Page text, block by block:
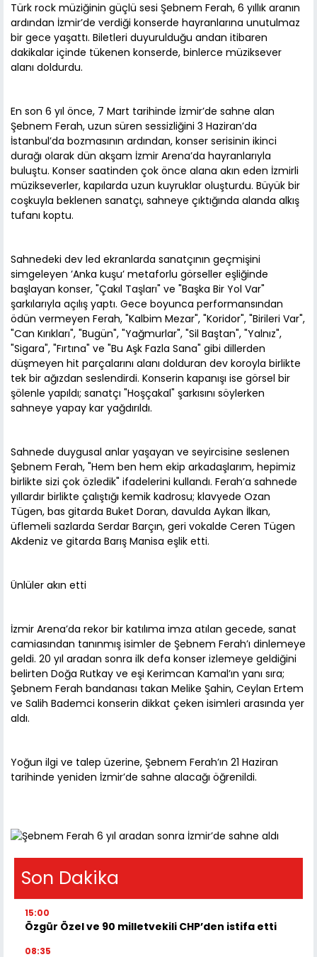
Türk rock müziğinin güçlü sesi Şebnem Ferah, 6 yıllık aranın
ardından İzmir’de verdiği konserde hayranlarına unutulmaz
bir gece yaşattı. Biletleri duyurulduğu andan itibaren
dakikalar içinde tükenen konserde, binlerce müziksever
alanı doldurdu.
En son 6 yıl önce, 7 Mart tarihinde İzmir’de sahne alan
Şebnem Ferah, uzun süren sessizliğini 3 Haziran’da
İstanbul’da bozmasının ardından, konser serisinin ikinci
durağı olarak dün akşam İzmir Arena’da hayranlarıyla
buluştu. Konser saatinden çok önce alana akın eden İzmirli
müzikseverler, kapılarda uzun kuyruklar oluşturdu. Büyük bir
coşkuyla beklenen sanatçı, sahneye çıktığında alanda alkış
tufanı koptu.
Sahnedeki dev led ekranlarda sanatçının geçmişini
simgeleyen ’Anka kuşu’ metaforlu görseller eşliğinde
başlayan konser, "Çakıl Taşları" ve "Başka Bir Yol Var"
şarkılarıyla açılış yaptı. Gece boyunca performansından
ödün vermeyen Ferah, "Kalbim Mezar", "Koridor", "Birileri Var",
"Can Kırıkları", "Bugün", "Yağmurlar", "Sil Baştan", "Yalnız",
"Sigara", "Fırtına" ve "Bu Aşk Fazla Sana" gibi dillerden
düşmeyen hit parçalarını alanı dolduran dev koroyla birlikte
tek bir ağızdan seslendirdi. Konserin kapanışı ise görsel bir
şölenle yapıldı; sanatçı "Hoşçakal" şarkısını söylerken
sahneye yapay kar yağdırıldı.
Sahnede duygusal anlar yaşayan ve seyircisine seslenen
Şebnem Ferah, "Hem ben hem ekip arkadaşlarım, hepimiz
birlikte sizi çok özledik" ifadelerini kullandı. Ferah’a sahnede
yıllardır birlikte çalıştığı kemik kadrosu; klavyede Ozan
Tügen, bas gitarda Buket Doran, davulda Aykan İlkan,
üflemeli sazlarda Serdar Barçın, geri vokalde Ceren Tügen
Akdeniz ve gitarda Barış Manisa eşlik etti.
Ünlüler akın etti
İzmir Arena’da rekor bir katılıma imza atılan gecede, sanat
camiasından tanınmış isimler de Şebnem Ferah’ı dinlemeye
geldi. 20 yıl aradan sonra ilk defa konser izlemeye geldiğini
belirten Doğa Rutkay ve eşi Kerimcan Kamal’ın yanı sıra;
Şebnem Ferah bandanası takan Melike Şahin, Ceylan Ertem
ve Salih Bademci konserin dikkat çeken isimleri arasında yer
aldı.
Yoğun ilgi ve talep üzerine, Şebnem Ferah’ın 21 Haziran
tarihinde yeniden İzmir’de sahne alacağı öğrenildi.
Son Dakika
15:00
Özgür Özel ve 90 milletvekili CHP’den istifa etti
08:35